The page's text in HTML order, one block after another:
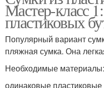
Мастер-класс
пластиковых
Популярный вариант
пляжная сумка. Она
Необходимые материалы:
одинаковые